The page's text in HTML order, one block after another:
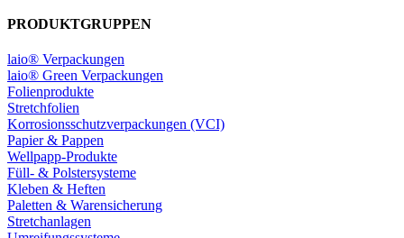
PRODUKTGRUPPEN
laio® Verpackungen
laio® Green Verpackungen
Folienprodukte
Stretchfolien
Korrosionsschutzverpackungen (VCI)
Papier & Pappen
Wellpapp-Produkte
Füll- & Polstersysteme
Kleben & Heften
Paletten & Warensicherung
Stretchanlagen